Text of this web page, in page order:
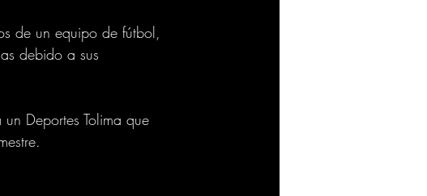
de un equipo de fútbol,
debido a sus
Deportes Tolima que